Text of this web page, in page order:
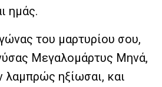
ημάς.
του μαρτυρίου σου,
Μεγαλομάρτυς Μηνά,
ηξίωσαι, και